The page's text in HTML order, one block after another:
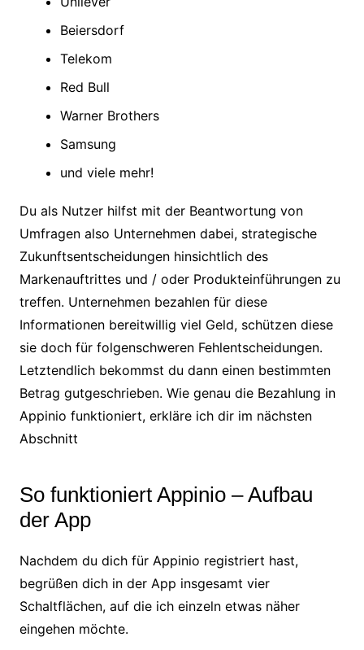
Beiersdorf
Telekom
Red Bull
Warner Brothers
Samsung
und viele mehr!
Du als Nutzer hilfst mit der Beantwortung von
Umfragen also Unternehmen dabei, strategische
Zukunftsentscheidungen hinsichtlich des
Markenauftrittes und / oder Produkteinführungen zu
treffen. Unternehmen bezahlen für diese
Informationen bereitwillig viel Geld, schützen diese
sie doch für folgenschweren Fehlentscheidungen.
Letztendlich bekommst du dann einen bestimmten
Betrag gutgeschrieben. Wie genau die Bezahlung in
Appinio funktioniert, erkläre ich dir im nächsten
Abschnitt
So funktioniert Appinio – Aufbau
der App
Nachdem du dich für Appinio registriert hast,
begrüßen dich in der App insgesamt vier
Schaltflächen, auf die ich einzeln etwas näher
eingehen möchte.